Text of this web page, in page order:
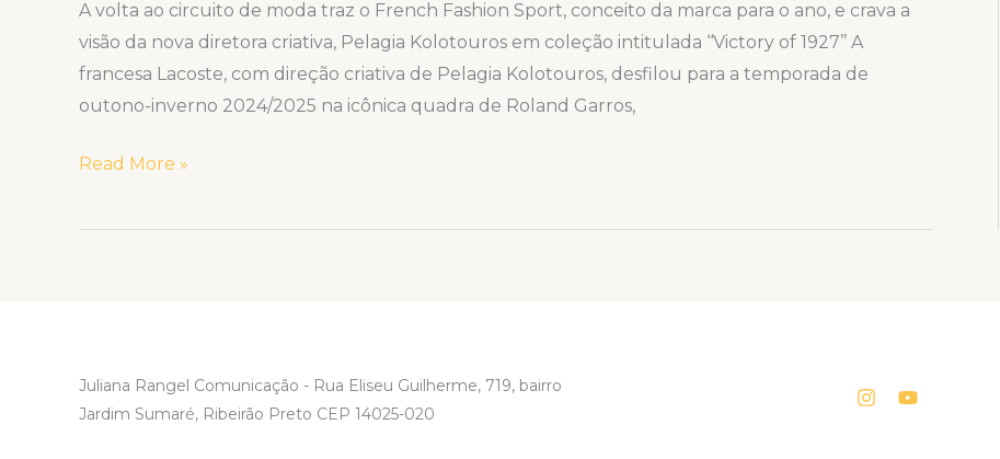
A volta ao circuito de moda traz o French Fashion Sport, conceito da marca para o ano, e crava a
visão da nova diretora criativa, Pelagia Kolotouros em coleção intitulada ‘‘Victory of 1927’’ A
francesa Lacoste, com direção criativa de Pelagia Kolotouros, desfilou para a temporada de
outono-inverno 2024/2025 na icônica quadra de Roland Garros,
Read More »
Juliana Rangel Comunicação - Rua Eliseu Guilherme, 719, bairro
Jardim Sumaré, Ribeirão Preto CEP 14025-020